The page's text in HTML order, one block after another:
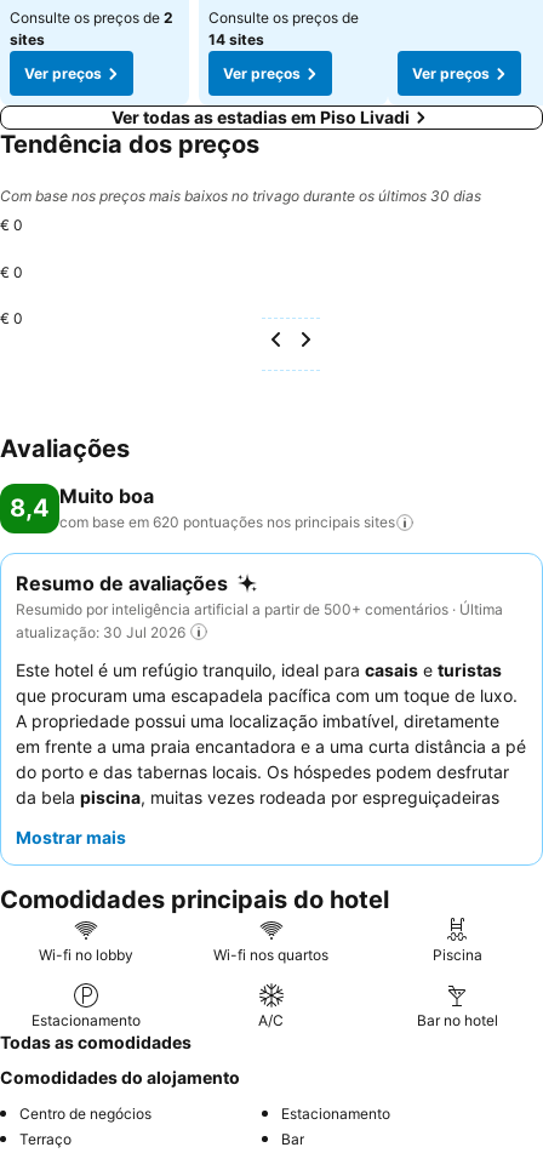
Consulte os preços de 2
sites
Ver preços
Consulte os preços de
14 sites
Ver preços
Ver preços
Ver todas as estadias em Piso Livadi
Tendência dos preços
Com base nos preços mais baixos no trivago durante os últimos 30 dias
€ 0
€ 0
€ 0
Avaliações
8,4 Muito boa
com base em 620 pontuações nos principais sites
Resumo de avaliações
Resumido por inteligência artificial a partir de 500+ comentários · Última
atualização: 30 Jul 2026
Este hotel é um refúgio tranquilo, ideal para casais e turistas
que procuram uma escapadela pacífica com um toque de luxo.
A propriedade possui uma localização imbatível, diretamente
em frente a uma praia encantadora e a uma curta distância a pé
do porto e das tabernas locais. Os hóspedes podem desfrutar
da bela piscina, muitas vezes rodeada por espreguiçadeiras
hóspedes elogiam consistentemente o
classificações pela sua variedade e qualidade. Para uma
experiência verdadeiramente serena, considere reservar um
quarto com uma
piscina privadapara maior relaxamento.
Mostrar mais
Comodidades principais do hotel
Wi-fi no lobby Wi-fi nos quartos Piscina
Estacionamento A/C Bar no hotel
Todas as comodidades
Comodidades do alojamento
Centro de negócios
Estacionamento
Terraço
Bar